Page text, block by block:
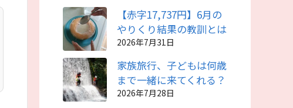
【赤字17,737円】6月の
やりくり結果の教訓とは
2026年7月31日
家族旅行、子どもは何歳
まで一緒に来てくれる？
2026年7月28日